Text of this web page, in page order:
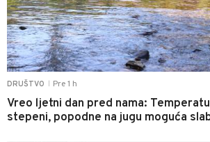
DRUŠTVO Pre 1 h
Vreo ljetni dan pred nama:
stepeni, popodne na jugu moguća